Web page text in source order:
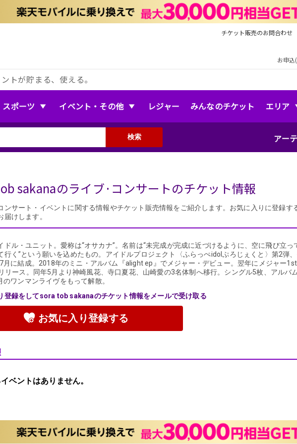
チケット販売のお問合わせ
お申込
トが貯まる、使える。
スポーツ イベント・その他 レジャー みんなのチケット エリア
アー
検索
sakanaのライブ·コンサートのチケット情報
ンサート・イベントに関する情報やチケット販売情報をご紹介します。お気に入りに登録す
届けします。
ドル・ユニット。愛称は“オサカナ”。名前は“未完成が完成に近づけるように、空に飛び立
行く”という願いを込めたもの。アイドルプロジェクト〈ふらっぺidolぷろじぇくと〉第2弾
月に結成。2018年のミニ・アルバム『alight ep』でメジャー・デビュー。翌年にメジャー
リース。同年5月より神崎風花、寺口夏花、山崎愛の3名体制へ移行。シングル5枚、アルバ
のワンマンライヴをもって解散。
登録をしてsora tob sakanaのチケット情報をメールで受け取る
お気に入り登録する
ベントはありません。